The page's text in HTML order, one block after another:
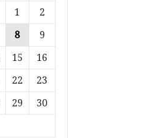
1
2
8
9
15
16
22
23
29
30